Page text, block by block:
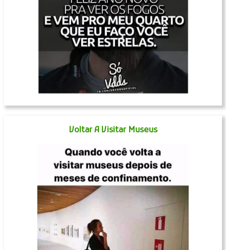
Voltar A Visitar Museus